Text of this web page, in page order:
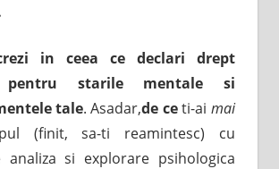
in ceea ce declari
drept
pentru starile mentale si
tale. Asadar,de ceti-ai mai
(finit, sa-ti reamintesc) cu
analiza si explorare psihologica